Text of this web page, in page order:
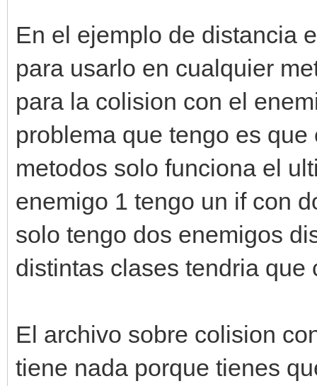
En el ejemplo de distancia
para usarlo en cualquier
para la colision con el
problema que tengo es
metodos solo funciona el
enemigo 1 tengo un if con
solo tengo dos enemigos
distintas clases tendria que
El archivo sobre colision
tiene nada porque tienes